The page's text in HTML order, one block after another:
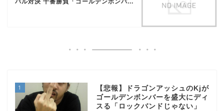
バル対決 十番勝負「ゴールデンボンバ...
1
【悲報】ドラゴンアッシュのKjが
ゴールデンボンバーを盛大にディ
スる「ロックバンドじゃない」